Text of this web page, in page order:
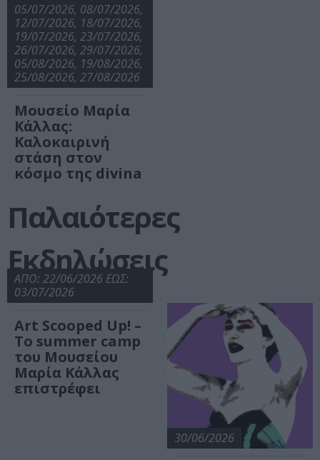
05/07/2026, 08/07/2026,
12/07/2026, 18/07/2026,
19/07/2026, 23/07/2026,
26/07/2026, 29/07/2026,
05/08/2026, 19/08/2026,
25/08/2026, 27/08/2026
Μουσείο Μαρία
Κάλλας:
Καλοκαιρινή
στάση στον
κόσμο της divina
Παλαιότερες
Εκδηλώσεις
ΑΠΟ: 22/06/2026 ΕΩΣ:
03/07/2026
Art Scooped Up! –
Το summer camp
του Μουσείου
Μαρία Κάλλας
επιστρέφει
30/06/2026